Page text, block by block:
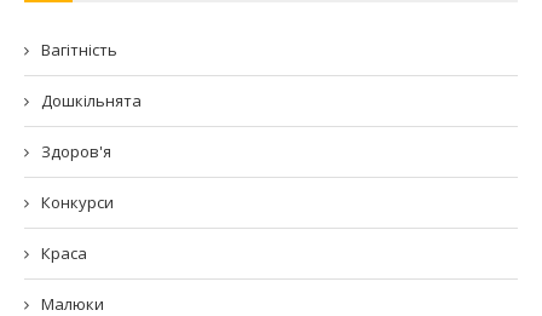
Вагітність
Дошкільнята
Здоров'я
Конкурси
Краса
Малюки